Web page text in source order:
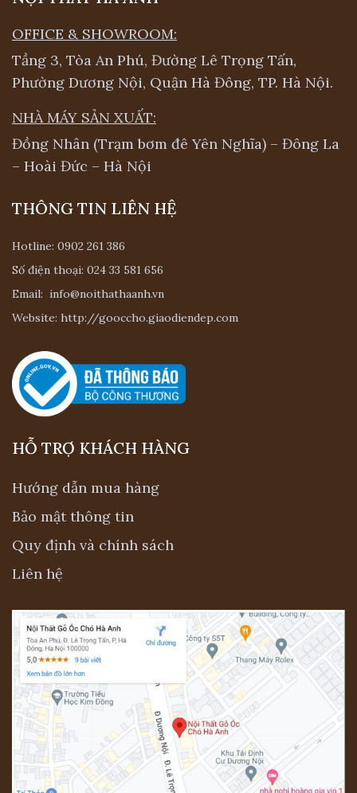
OFFICE & SHOWROOM:
Tầng 3, Tòa An Phú, Đường Lê Trọng Tấn,
Phường Dương Nội, Quận Hà Đông, TP. Hà Nội.
NHÀ MÁY SẢN XUẤT:
Đồng Nhân (Trạm bơm đê Yên Nghĩa) – Đông La
– Hoài Đức – Hà Nội
THÔNG TIN LIÊN HỆ
Hotline: 0902 261 386
Số điện thoại: 024 33 581 656
Email: info@noithathaanh.vn
Website: http://gooccho.giaodiendep.com
HỖ TRỢ KHÁCH HÀNG
Hướng dẫn mua hàng
Bảo mật thông tin
Quy định và chính sách
Liên hệ